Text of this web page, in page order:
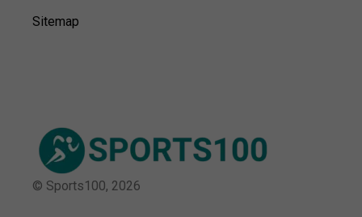
Sitemap
© Sports100, 2026